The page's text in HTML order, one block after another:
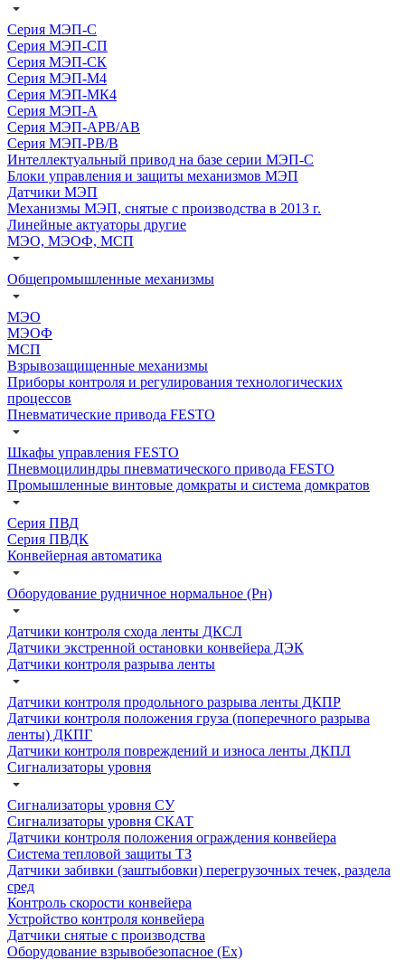
Серия МЭП-С
Серия МЭП-СП
Серия МЭП-СК
Серия МЭП-М4
Серия МЭП-МК4
Серия МЭП-А
Серия МЭП-АРВ/АВ
Серия МЭП-РВ/В
Интеллектуальный привод на базе серии МЭП-С
Блоки управления и защиты механизмов МЭП
Датчики МЭП
Механизмы МЭП, снятые с производства в 2013 г.
Линейные актуаторы другие
МЭО, МЭОФ, МСП
Общепромышленные механизмы
МЭО
МЭОФ
МСП
Взрывозащищенные механизмы
Приборы контроля и регулирования технологических
процессов
Пневматические привода FESTO
Шкафы управления FESTO
Пневмоцилиндры пневматического привода FESTO
Промышленные винтовые домкраты и система домкратов
Серия ПВД
Серия ПВДК
Конвейерная автоматика
Оборудование рудничное нормальное (Рн)
Датчики контроля схода ленты ДКСЛ
Датчики экстренной остановки конвейера ДЭК
Датчики контроля разрыва ленты
Датчики контроля продольного разрыва ленты ДКПР
Датчики контроля положения груза (поперечного разрыва
ленты) ДКПГ
Датчики контроля повреждений и износа ленты ДКПЛ
Сигнализаторы уровня
Сигнализаторы уровня СУ
Сигнализаторы уровня СКАТ
Датчики контроля положения ограждения конвейера
Система тепловой защиты ТЗ
Датчики забивки (заштыбовки) перегрузочных течек, раздела
сред
Контроль скорости конвейера
Устройство контроля конвейера
Датчики снятые с производства
Оборудование взрывобезопасное (Ex)